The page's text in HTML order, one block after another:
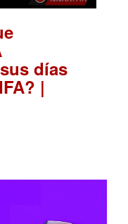
días
|